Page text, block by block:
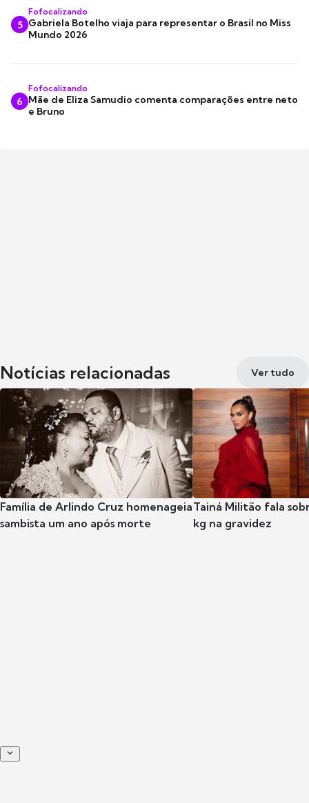
5
Fofocalizando
Gabriela Botelho viaja para representar o Brasil no Miss
Mundo 2026
6
Fofocalizando
Mãe de Eliza Samudio comenta comparações entre neto
e Bruno
Notícias relacionadas Ver tudo
Família de Arlindo Cruz homenageia
sambista um ano após morte
Tainá Militão fala
kg na gravidez